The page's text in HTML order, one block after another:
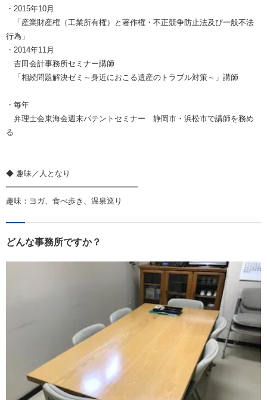
・2015年10月
「産業財産権（工業所有権）と著作権・不正競争防止法及び一般不法
行為」
・2014年11月
吉田会計事務所セミナー講師
「相続問題解決ゼミ～身近におこる遺産のトラブル対策～」講師
・毎年
弁理士会東海会週末パテントセミナー 静岡市・浜松市で講師を務め
る
◆ 趣味／人となり
━━━━━━━━━━━━━━━━━
趣味：ヨガ、食べ歩き、温泉巡り
どんな事務所ですか？